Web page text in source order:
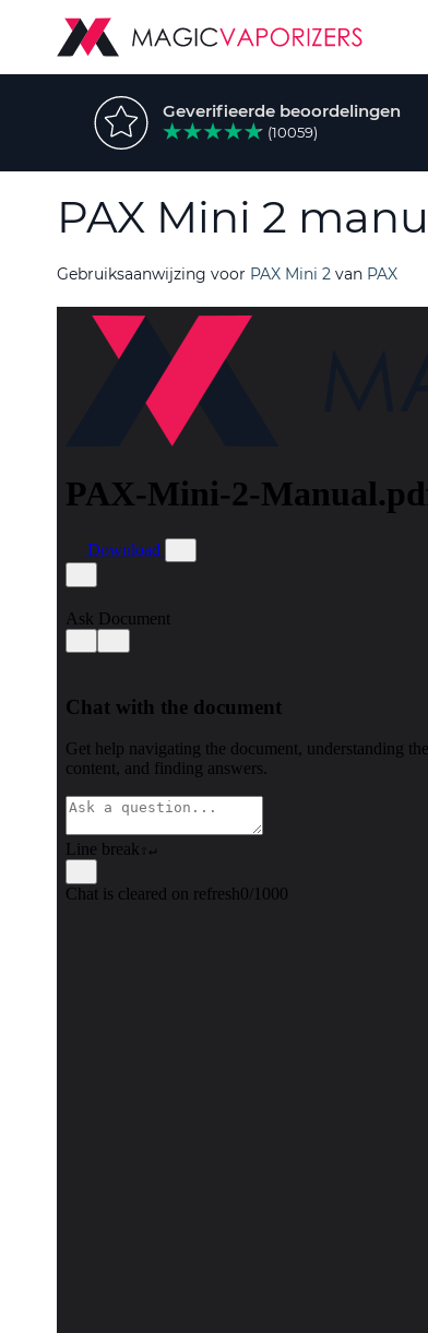
Geverifieerde beoordelingen
(10059)
PAX Mini 2
Gebruiksaanwijzing voor PAX Mini 2 van PAX